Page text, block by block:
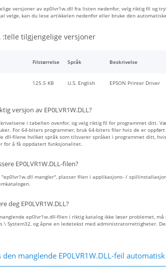
versjoner av ep0lvr1w.dll fra listen nedenfor, velg riktig fil og
velge, kan du lese artikkelen nedenfor eller bruke den
:telle tilgjengelige versjoner
Filstørrelse Språk Beskrivelse
125.5 KB U.S. English EPSON Printer Driver
versjon av EP0LVR1W.DLL?
i tabellen ovenfor, og velg riktig fil for programmet ditt.
For 64-biters programmer, bruk 64-biters filer hvis de er oppført
dll-filene hvilket språk som tilsvarer språket i programmet ditt,
for å få oppdatert funksjonalitet.
EP0LVR1W.DLL-filen?
"ep0lvr1w.dll mangler", plasser filen i applikasjons- /
deg EP0LVR1W.DLL?
ep0lvr1w.dll-filen i riktig katalog ikke løser problemet,
\ System32, og åpne en ledetekst med administratorrettigheter.
den manglende EP0LVR1W.DLL-feil automatisk